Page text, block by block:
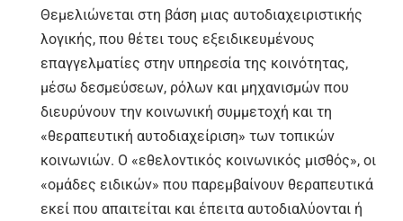
Θεμελιώνεται στη βάση μιας αυτοδιαχειριστικής
λογικής, που θέτει τους εξειδικευμένους
επαγγελματίες στην υπηρεσία της κοινότητας,
μέσω δεσμεύσεων, ρόλων και μηχανισμών που
διευρύνουν την κοινωνική συμμετοχή και τη
«θεραπευτική αυτοδιαχείριση» των τοπικών
κοινωνιών. Ο «εθελοντικός κοινωνικός μισθός», οι
«ομάδες ειδικών» που παρεμβαίνουν θεραπευτικά
εκεί που απαιτείται και έπειτα αυτοδιαλύονται ή